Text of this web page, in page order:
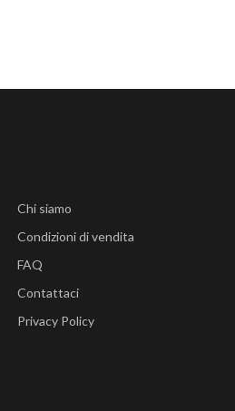
Chi siamo
Condizioni di vendita
FAQ
Contattaci
Privacy Policy